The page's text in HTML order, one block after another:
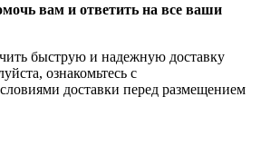
вам и ответить на все ваши
быструю и надежную доставку
ознакомьтесь с
доставки перед размещением